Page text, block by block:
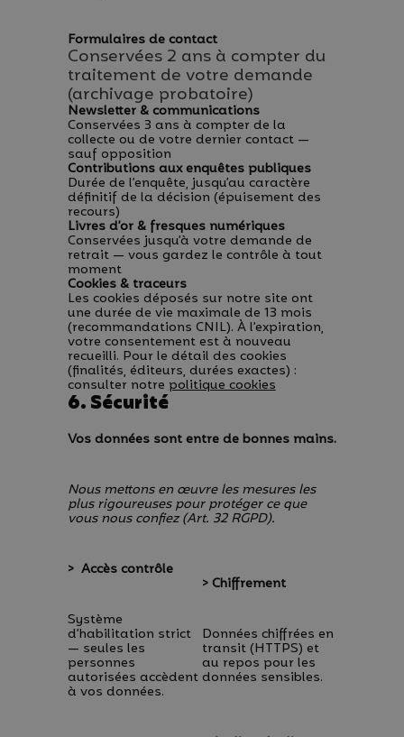
Formulaires de contact
Conservées 2 ans à compter du
traitement de votre demande
(archivage probatoire)
Newsletter & communications
Conservées 3 ans à compter de la
collecte ou de votre dernier contact —
sauf opposition
Contributions aux enquêtes publiques
Durée de l’enquête, jusqu’au caractère
définitif de la décision (épuisement des
recours)
Livres d’or & fresques numériques
Conservées jusqu’à votre demande de
retrait — vous gardez le contrôle à tout
moment
Cookies & traceurs
Les cookies déposés sur notre site ont
une durée de vie maximale de 13 mois
(recommandations CNIL). À l’expiration,
votre consentement est à nouveau
recueilli. Pour le détail des cookies
(finalités, éditeurs, durées exactes) :
consulter notrepolitique cookies
6. Sécurité
Vos données sont entre de bonnes mains.
Nous mettons en œuvre les mesures les
plus rigoureuses pour protéger ce que
vous nous confiez (Art. 32 RGPD).
> Accès contrôle
Système
d’habilitation strict
— seules les
personnes
autorisées accèdent
à vos données.
> Chiffrement
Données chiffrées en
transit (HTTPS) et
au repos pour les
données sensibles.